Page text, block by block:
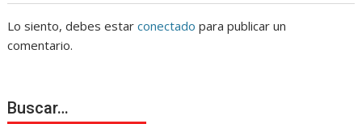
Lo siento, debes estarconectado para publicar un
comentario.
Buscar…